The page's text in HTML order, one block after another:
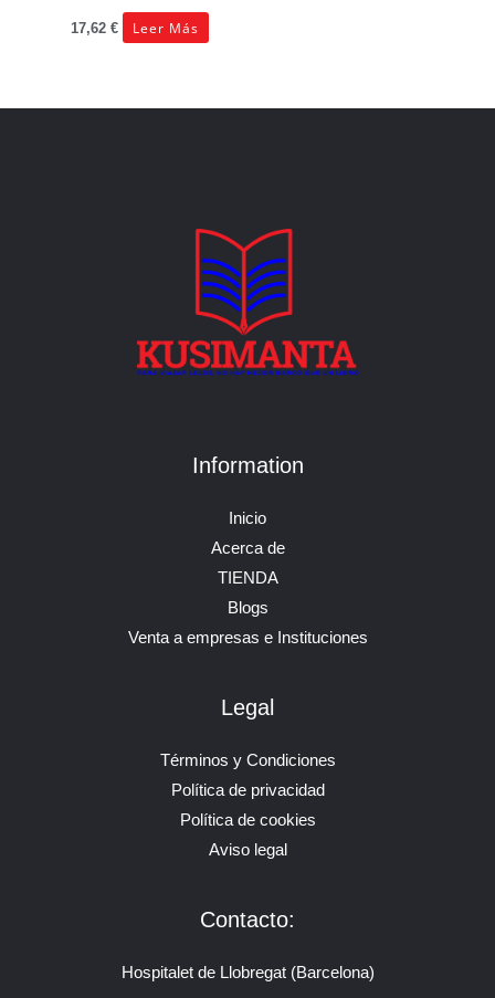
17,62 € Leer Más
Information
Inicio
Acerca de
TIENDA
Blogs
Venta a empresas e Instituciones
Legal
Términos y Condiciones
Política de privacidad
Política de cookies
Aviso legal
Contacto:
Hospitalet de Llobregat (Barcelona)